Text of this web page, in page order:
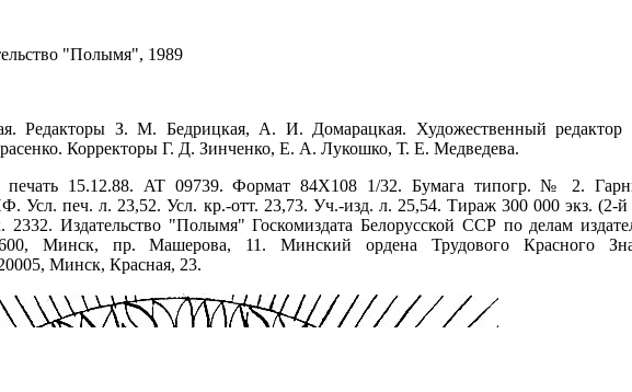
"Полымя", 1989
Редакторы З. М. Бедрицкая, А. И. Домарацкая. Художественный
Корректоры Г. Д. Зинченко, Е. А. Лукошко, Т. Е. Медведева.
15.12.88. AT 09739. Формат 84Х108 1/32. Бумага типогр. № 2.
Усл. печ. л. 23,52. Усл. кр.-отт. 23,73. Уч.-изд. л. 25,54. Тираж 300 000 экз. (2-й
Издательство "Полымя" Госкомиздата Белорусской ССР по делам
Минск, пр. Машерова, 11. Минский ордена Трудового Красного
Минск, Красная, 23.